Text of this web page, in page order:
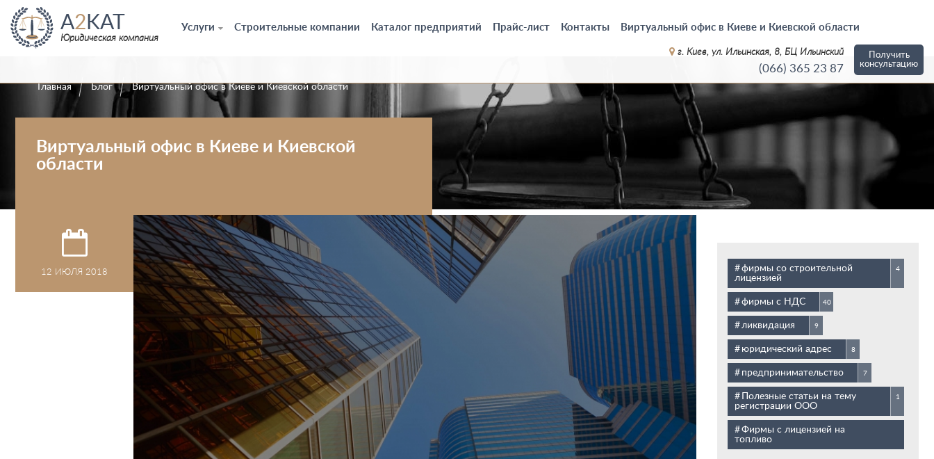
A2 KAT
Юридическая компания
Услуги Строительные компании Каталог предприятий Прайс-лист Контакты Виртуальный офис в Киеве и Киевской области
Получить
консультацию
г. Киев, ул. Ильинская, 8, БЦ Ильинский
(066) 365 23 87
Главная Блог Виртуальный офис в Киеве и Киевской области
Виртуальный офис в Киеве и Киевской
области
12 ИЮЛЯ 2018
фирмы со строительной
лицензией
4
фирмы с НДС 40
ликвидация 9
юридический адрес 8
предпринимательство 7
Полезные статьи на тему
регистрации ООО
1
Фирмы с лицензией на
топливо